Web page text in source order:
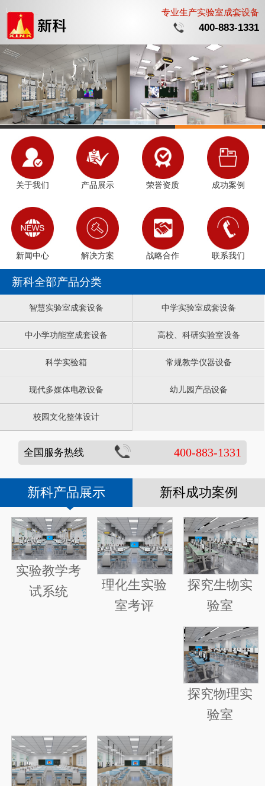
专业生产实验室成套设备
400-883-1331
关于我们 产品展示 荣誉资质 成功案例
新闻中心 解决方案 战略合作 联系我们
新科全部产品分类
智慧实验室成套设备 中学实验室成套设备
中小学功能室成套设备 高校、科研实验室设备
科学实验箱 常规教学仪器设备
现代多媒体电教设备 幼儿园产品设备
校园文化整体设计
全国服务热线 400-883-1331
新科产品展示 新科成功案例
实验教学考
试系统
理化生实验
室考评
探究生物实
验室
探究物理实
验室